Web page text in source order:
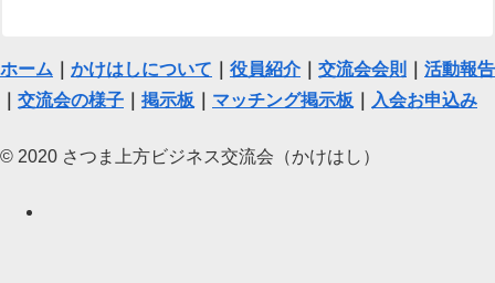
ホーム かけはしについて 役員紹介｜ 交流会会則
活動報告
交流会の様子 掲示板 マッチング掲示板 入会お申込み
© 2020 さつま上方ビジネス交流会（かけはし）